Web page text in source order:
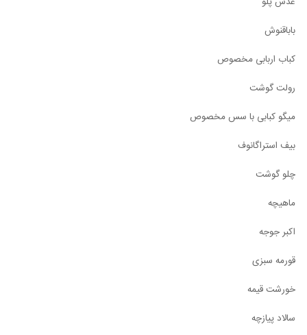
باباقنوش
کباب اربابی مخصوص
رولت گوشت
میگو کبابی با سس مخصوص
بیف استراگانوف
چلو گوشت
ماهیچه
اکبر جوجه
قورمه سبزی
خورشت قیمه
سالاد پیازچه